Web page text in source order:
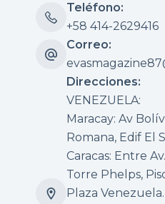
Teléfono:
+58 414-2629416
Correo:
Direcciones:
VENEZUELA:
Maracay: Av
Romana, Edif El
Caracas: Entre
Torre Phelps,
Plaza Venezuela.